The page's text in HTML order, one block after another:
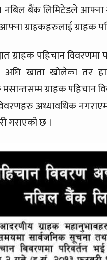
नबिल बैंक लिमिटेडले आफ्ना
ग्राहकहरुलाई ग्राहक
ग्राहक पहिचान विवरणमा
खाता खोलेका तर
ग्राहक पहिचान
अध्यावधिक
गराएको छ ।